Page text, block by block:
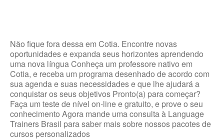
Não fique fora dessa em Cotia. Encontre novas
oportunidades e expanda seus horizontes aprendendo
uma nova língua Conheça um professore nativo em
Cotia, e receba um programa desenhado de acordo com
sua agenda e suas necessidades e que lhe ajudará a
conquistar os seus objetivos Pronto(a) para começar?
Faça um teste de nível on-line e gratuito, e prove o seu
conhecimento Agora mande uma consulta à Language
Trainers Brasil para saber mais sobre nossos pacotes de
cursos personalizados